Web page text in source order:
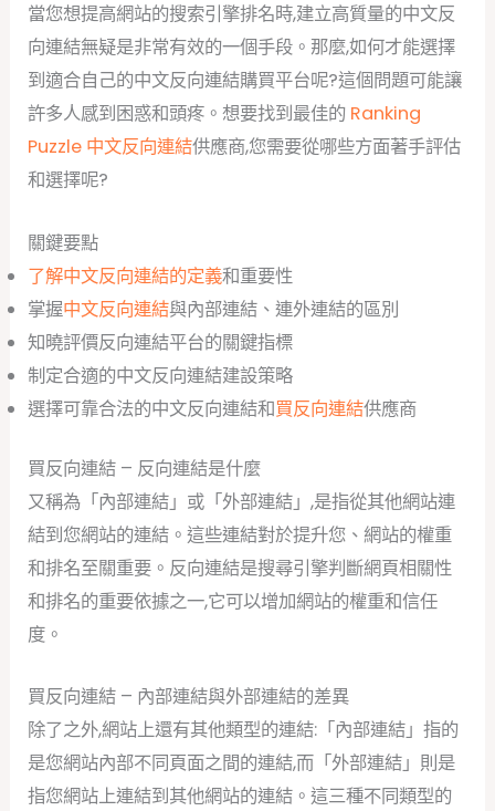
當您想提高網站的搜索引擎排名時,建立高質量的中文反
向連結無疑是非常有效的一個手段。那麼,如何才能選擇
到適合自己的中文反向連結購買平台呢?這個問題可能讓
許多人感到困惑和頭疼。想要找到最佳的 Ranking
Puzzle 中文反向連結供應商,您需要從哪些方面著手評估
和選擇呢?
關鍵要點
了解中文反向連結的定義和重要性
掌握中文反向連結與內部連結、連外連結的區別
知曉評價反向連結平台的關鍵指標
制定合適的中文反向連結建設策略
選擇可靠合法的中文反向連結和買反向連結供應商
買反向連結 – 反向連結是什麼
又稱為「內部連結」或「外部連結」,是指從其他網站連
結到您網站的連結。這些連結對於提升您、網站的權重
和排名至關重要。反向連結是搜尋引擎判斷網頁相關性
和排名的重要依據之一,它可以增加網站的權重和信任
度。
買反向連結 – 內部連結與外部連結的差異
除了之外,網站上還有其他類型的連結:「內部連結」指的
是您網站內部不同頁面之間的連結,而「外部連結」則是
指您網站上連結到其他網站的連結。這三種不同類型的